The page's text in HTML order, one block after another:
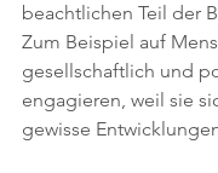
beachtlichen Teil der
Zum Beispiel auf
gesellschaftlich und
engagieren, weil sie
gewisse